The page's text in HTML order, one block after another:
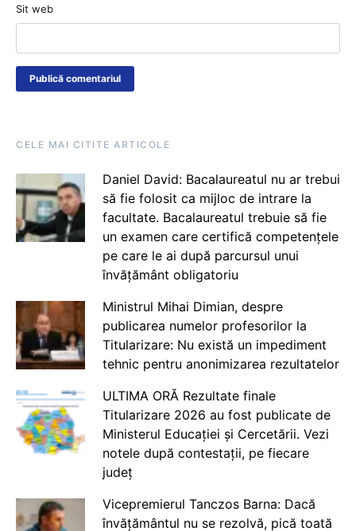
Sit web
CELE MAI CITITE ARTICOLE
Daniel David: Bacalaureatul nu ar trebui
să fie folosit ca mijloc de intrare la
facultate. Bacalaureatul trebuie să fie
un examen care certifică competențele
pe care le ai după parcursul unui
învățământ obligatoriu
Ministrul Mihai Dimian, despre
publicarea numelor profesorilor la
Titularizare: Nu există un impediment
tehnic pentru anonimizarea rezultatelor
ULTIMA ORĂ Rezultate finale
Titularizare 2026 au fost publicate de
Ministerul Educației și Cercetării. Vezi
notele după contestații, pe fiecare
județ
Vicepremierul Tanczos Barna: Dacă
învățământul nu se rezolvă, pică toată